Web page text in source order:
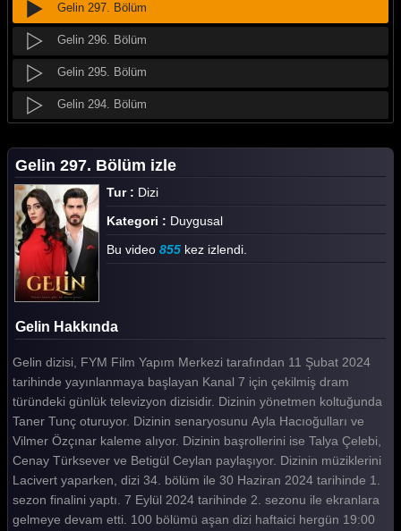
Gelin 297. Bölüm
Gelin 296. Bölüm
Gelin 295. Bölüm
Gelin 294. Bölüm
Gelin 292. Bölüm
Gelin 291. Bölüm
Gelin 290. Bölüm
Gelin 289. Bölüm
Gelin 288. Bölüm
Gelin 287. Bölüm
Gelin 286. Bölüm
Gelin 285. Bölüm
Gelin 284. Bölüm
Gelin 283. Bölüm
Gelin 282. Bölüm
Gelin 281. Bölüm
Gelin 297. Bölüm izle
Tur : Dizi
Kategori : Duygusal
Bu video 855 kez izlendi.
Gelin Hakkında
Gelin dizisi, FYM Film Yapım Merkezi tarafından 11 Şubat 2024
tarihinde yayınlanmaya başlayan Kanal 7 için çekilmiş dram
türündeki günlük televizyon dizisidir. Dizinin yönetmen koltuğunda
Taner Tunç oturuyor. Dizinin senaryosunu Ayla Hacıoğulları ve
Vilmer Özçınar kaleme alıyor. Dizinin başrollerini ise Talya Çelebi,
Cenay Türksever ve Betigül Ceylan paylaşıyor. Dizinin müziklerini
Lacivert yaparken, dizi 34. bölüm ile 30 Haziran 2024 tarihinde 1.
sezon finalini yaptı. 7 Eylül 2024 tarihinde 2. sezonu ile ekranlara
gelmeye devam etti. 100 bölümü aşan dizi haftaici hergün 19:00